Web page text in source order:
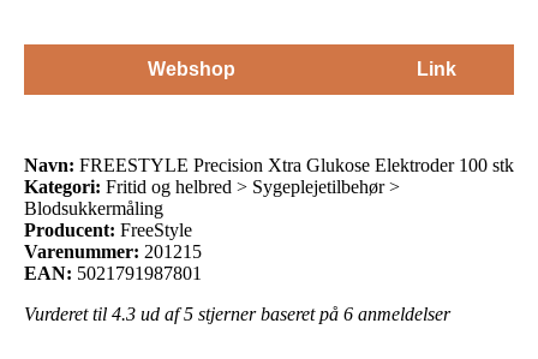
Webshop Link
Navn: FREESTYLE Precision Xtra Glukose Elektroder 100 stk
Kategori: Fritid og helbred > Sygeplejetilbehør >
Blodsukkermåling
Producent: FreeStyle
Varenummer: 201215
EAN: 5021791987801
Vurderet til 4.3 ud af 5 stjerner baseret på 6 anmeldelser